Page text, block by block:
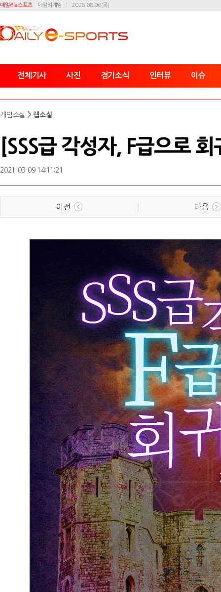
데일리e스포츠 데일리게임 2026.08.06(목)
전체기사 사진 경기소식 인터뷰 이슈
게임소설 >웹소설
[SSS급 각성자, F급으로
2021-03-09 14:11:21
이전 다음